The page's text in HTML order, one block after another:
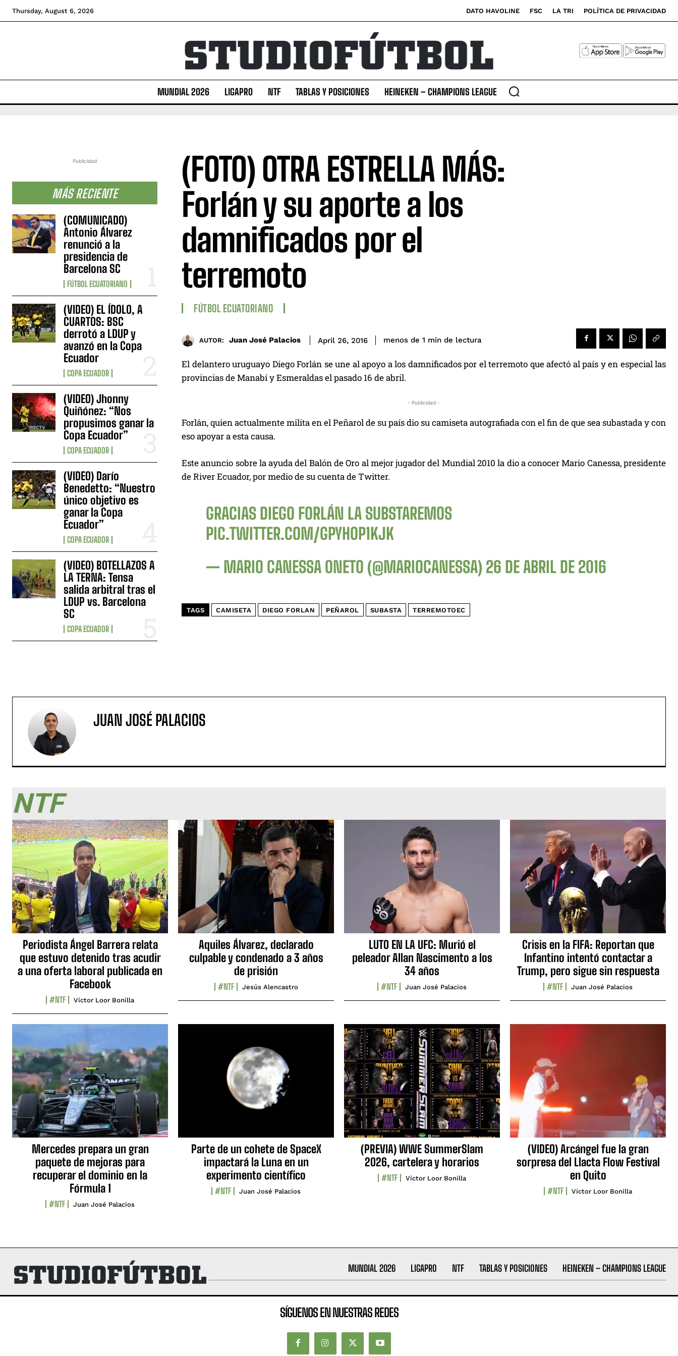
Thursday, August 6, 2026 DATO HAVOLINE FSC LA TRI POLÍTICA DE PRIVACIDAD
MUNDIAL 2026 LIGAPRO NTF TABLAS Y POSICIONES HEINEKEN – CHAMPIONS LEAGUE
Publicidad
MÁS RECIENTE
(COMUNICADO)
Antonio Álvarez
renunció a la
presidencia de
Barcelona SC
FÚTBOL ECUATORIANO
(VIDEO) EL ÍDOLO, A
CUARTOS: BSC
derrotó a LDUP y
avanzó en la Copa
Ecuador
COPA ECUADOR
(VIDEO) Jhonny
Quiñónez: “Nos
propusimos ganar la
Copa Ecuador”
COPA ECUADOR
(VIDEO) Darío
Benedetto: “Nuestro
único objetivo es
ganar la Copa
Ecuador”
COPA ECUADOR
(VIDEO) BOTELLAZOS A
LA TERNA: Tensa
salida arbitral tras el
LDUP vs. Barcelona
SC
COPA ECUADOR
(FOTO) OTRA ESTRELLA MÁS:
Forlán y su aporte a los
damnificados por el
terremoto
FÚTBOL ECUATORIANO
AUTOR: Juan José Palacios April 26, 2016 menos de 1 min de lectura
El delantero uruguayo Diego Forlán se une al apoyo a los damnificados por el terremoto que afectó al país y en especial las
provincias de Manabí y Esmeraldas el pasado 16 de abril.
- Publicidad -
Forlán, quien actualmente milita en el Peñarol de su país dio su camiseta autografiada con el fin de que sea subastada y con
eso apoyar a esta causa.
Este anuncio sobre la ayuda del Balón de Oro al mejor jugador del Mundial 2010 la dio a conocer Mario Canessa, presidente
de River Ecuador, por medio de su cuenta de Twitter.
GRACIAS DIEGO FORLÁN LA SUBSTAREMOS
PIC.TWITTER.COM/GPYH0P1KJK
— MARIO CANESSA ONETO (@MARIOCANESSA) 26 DE ABRIL DE 2016
TAGS CAMISETA DIEGO FORLAN PEÑAROL SUBASTA TERREMOTOEC
JUAN JOSÉ PALACIOS
NTF
Periodista Ángel Barrera relata
que estuvo detenido tras acudir
a una oferta laboral publicada en
Facebook
#NTF Víctor Loor Bonilla
Aquiles Álvarez, declarado
culpable y condenado a 3 años
de prisión
#NTF Jesús Alencastro
LUTO EN LA UFC: Murió el
peleador Allan Nascimento a los
34 años
#NTF Juan José Palacios
Crisis en la FIFA: Reportan que
Infantino intentó contactar a
Trump, pero sigue sin respuesta
#NTF Juan José Palacios
Mercedes prepara un gran
paquete de mejoras para
recuperar el dominio en la
Fórmula 1
#NTF Juan José Palacios
Parte de un cohete de SpaceX
impactará la Luna en un
experimento científico
#NTF Juan José Palacios
(PREVIA) WWE SummerSlam
2026, cartelera y horarios
#NTF Víctor Loor Bonilla
(VIDEO) Arcángel fue la gran
sorpresa del Llacta Flow Festival
en Quito
#NTF Víctor Loor Bonilla
MUNDIAL 2026 LIGAPRO NTF TABLAS Y POSICIONES HEINEKEN – CHAMPIONS LEAGUE
SÍGUENOS EN NUESTRAS REDES